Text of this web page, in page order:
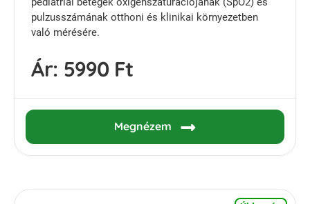
pulzusszámának otthoni és klinikai környezetben
való mérésére.
Ár: 5990 Ft
Megnézem